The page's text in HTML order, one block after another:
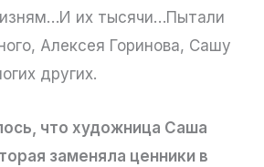
их тысячи…Пытали
Алексея Горинова, Сашу
других.
что художница Саша
заменяла ценники в